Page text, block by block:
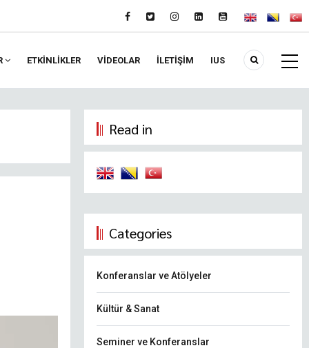
ETKİNLİKLER VIDEOLAR İLETİŞİM IUS
Read in
Categories
Konferanslar ve Atölyeler
Kültür & Sanat
Seminer ve Konferanslar